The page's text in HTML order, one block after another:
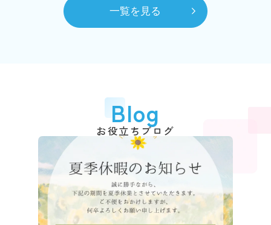
問にも丁寧に回答頂けたので感謝
してもしきれません。
一覧を見る
Blog
お役立ちブログ